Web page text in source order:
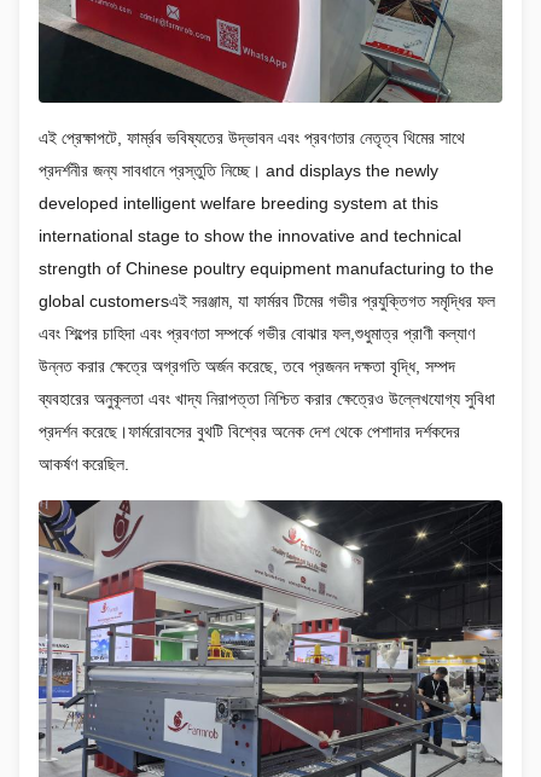
এই প্রেক্ষাপটে, ফার্ম্রব ভবিষ্যতের উদ্ভাবন এবং প্রবণতার নেতৃত্ব থিমের সাথে
প্রদর্শনীর জন্য সাবধানে প্রস্তুতি নিচ্ছে। and displays the newly
developed intelligent welfare breeding system at this
international stage to show the innovative and technical
strength of Chinese poultry equipment manufacturing to the
global customersএই সরঞ্জাম, যা ফার্মরব টিমের গভীর প্রযুক্তিগত সমৃদ্ধির ফল
এবং শিল্পের চাহিদা এবং প্রবণতা সম্পর্কে গভীর বোঝার ফল,শুধুমাত্র প্রাণী কল্যাণ
উন্নত করার ক্ষেত্রে অগ্রগতি অর্জন করেছে, তবে প্রজনন দক্ষতা বৃদ্ধি, সম্পদ
ব্যবহারের অনুকূলতা এবং খাদ্য নিরাপত্তা নিশ্চিত করার ক্ষেত্রেও উল্লেখযোগ্য সুবিধা
প্রদর্শন করেছে।ফার্মরোবসের বুথটি বিশ্বের অনেক দেশ থেকে পেশাদার দর্শকদের
আকর্ষণ করেছিল.